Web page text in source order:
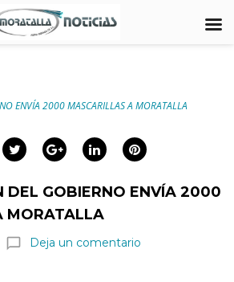
ENVÍA 2000 MASCARILLAS A MORATALLA
TwitterGoogle+LinkedInPinterest
DEL GOBIERNO ENVÍA 2000
MORATALLA
chat_bubble_outline Deja un comentario